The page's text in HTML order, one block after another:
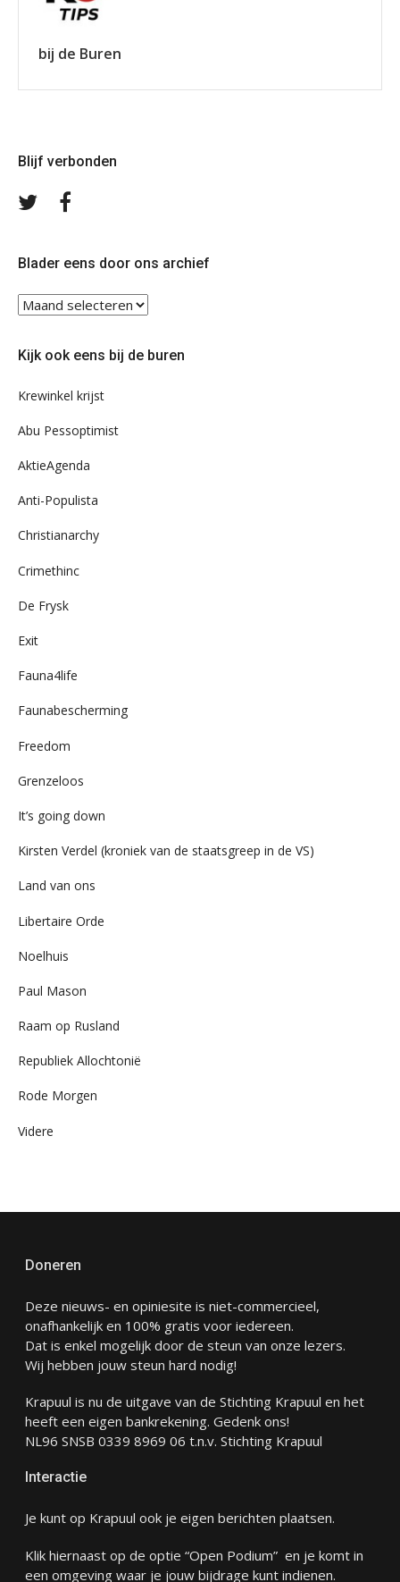
bij de Buren
Blijf verbonden
Volg
Blader eens door ons archief
Blader
eens
ons
Kijk ook eens bij de buren
Krewinkel krijst
Abu Pessoptimist
AktieAgenda
Anti-Populista
Christianarchy
Crimethinc
De Frysk
Exit
Fauna4life
Faunabescherming
Freedom
Grenzeloos
It’s going down
Kirsten Verdel (kroniek van de staatsgreep in de VS)
Land van ons
Libertaire Orde
Noelhuis
Paul Mason
Raam op Rusland
Republiek Allochtonië
Rode Morgen
Videre
Doneren
Deze nieuws- en opiniesite is niet-commercieel,
onafhankelijk en 100% gratis voor iedereen.
Dat is enkel mogelijk door de steun van onze lezers.
Wij hebben jouw steun hard nodig!
Krapuul is nu de uitgave van de Stichting Krapuul en het
heeft een eigen bankrekening. Gedenk ons!
NL96 SNSB 0339 8969 06 t.n.v. Stichting Krapuul
Interactie
Je kunt op Krapuul ook je eigen berichten plaatsen.
Klik hiernaast op de optie “Open Podium” en je komt in
een omgeving waar je jouw bijdrage kunt indienen.